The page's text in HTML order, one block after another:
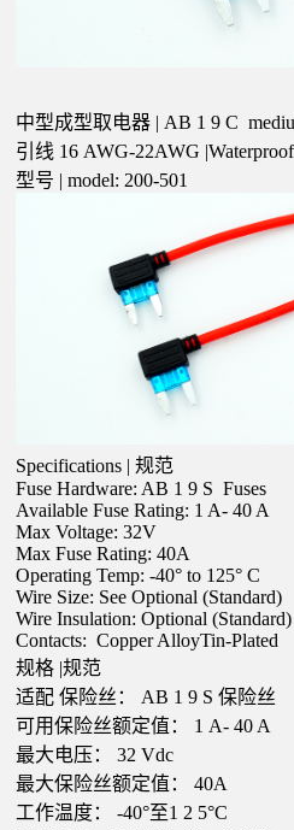
中型成型取电器 | AB 1 9 C
引线 16 AWG-22AWG |Waterproof
型号 | model: 200-501
Specifications | 规范
Fuse Hardware: AB 1 9 S Fuses
Available Fuse Rating: 1 A- 40A
Max Voltage: 32V
Max Fuse Rating: 40A
Operating Temp: -40° to 125° C
Wire Size: See Optional (Standard)
Wire Insulation: Optional (Standard)
Contacts: Copper AlloyTin-Plated
规格 |规范
适配 保险丝： AB 1 9 S 保险丝
可用保险丝额定值：
1 A- 40A
最大电压：
32 Vdc
最大保险丝额定值：
40A
工作温度：
-40°至1 2 5°C